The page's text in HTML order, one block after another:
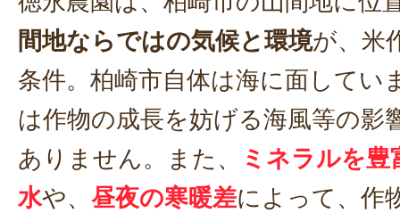
間地ならではの気候と環境が、米
条件。柏崎市自体は海に面してい
は作物の成長を妨げる海風等の影
ありません。また、
ミネラルを
水や、 昼夜の寒暖差によって、作